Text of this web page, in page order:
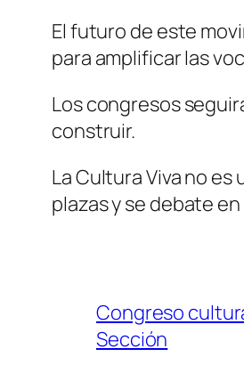
El futuro de este
para amplificar las
Los congresos
construir.
La Cultura Viva no
plazas y se debate
Congreso
Sección